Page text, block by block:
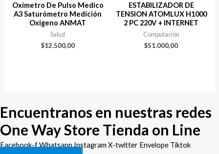
Oxímetro De Pulso Medico
A3 Saturómetro Medición
Oxigeno ANMAT
Salud
$12.500,00
ESTABILIZADOR DE
TENSION ATOMLUX H1000
2 PC 220V + INTERNET
Computación
$51.000,00
Encuentranos en nuestras redes
One Way Store Tienda on Line
Facebook-fWhatsappInstagram X-twitter Envelope Tiktok